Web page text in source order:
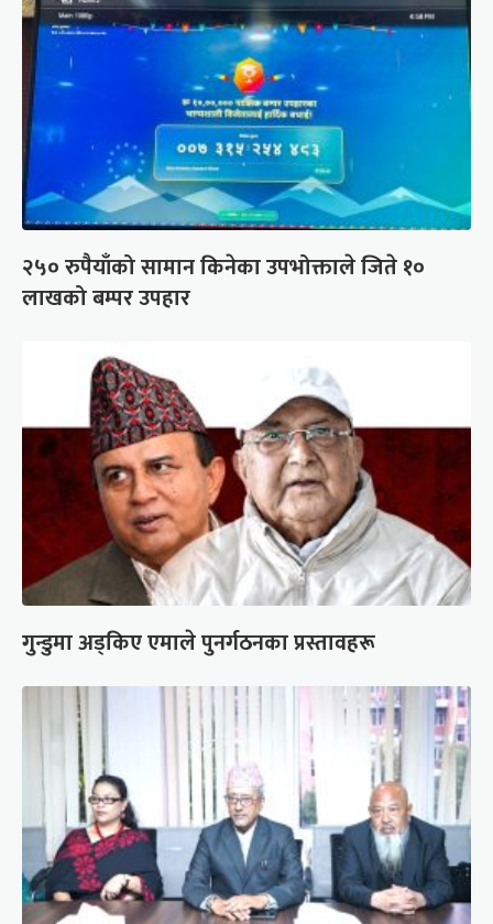
२५० रुपैयाँको सामान किनेका उपभोक्ताले जिते १०
लाखको बम्पर उपहार
गुन्डुमा अड्किए एमाले पुनर्गठनका प्रस्तावहरू